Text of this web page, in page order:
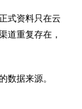
式资料只在云
道重复存在，
数据来源。